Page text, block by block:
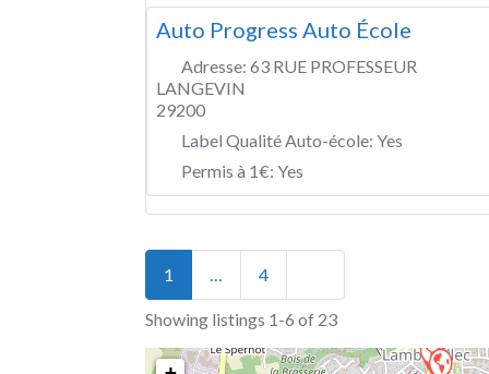
Auto Progress Auto École
Adresse: 63 RUE PROFESSEUR
LANGEVIN
29200
Label Qualité Auto-école: Yes
Permis à 1€: Yes
Posts navigation
1 4
Showing listings 1-6 of 23